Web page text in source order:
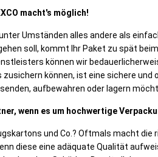
macht's möglich!
Umständen alles andere als
soll, kommt Ihr Paket zu spät
können wir
zusichern können, ist eine sichere und
aufbewahren oder lagern
wenn es um hochwertige
und Co.? Oftmals macht die
diese eine adäquate Qualität